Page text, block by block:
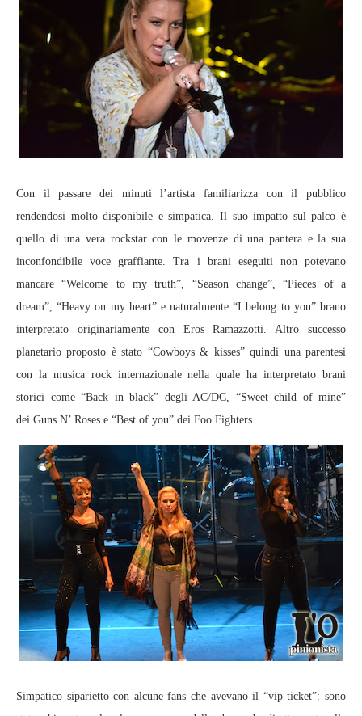
Con il passare dei minuti l’artista familiarizza con il pubblico
rendendosi molto disponibile e simpatica. Il suo impatto sul palco è
quello di una vera rockstar con le movenze di una pantera e la sua
inconfondibile voce graffiante. Tra i brani eseguiti non potevano
mancare “Welcome to my truth”, “Season change”, “Pieces of a
dream”, “Heavy on my heart” e naturalmente “I belong to you” brano
interpretato originariamente con Eros Ramazzotti. Altro successo
planetario proposto è stato “Cowboys & kisses” quindi una parentesi
con la musica rock internazionale nella quale ha interpretato brani
storici come “Back in black” degli AC/DC, “Sweet child of mine”
dei Guns N’ Roses e “Best of you” dei Foo Fighters.
Simpatico siparietto con alcune fans che avevano il “vip ticket”: sono